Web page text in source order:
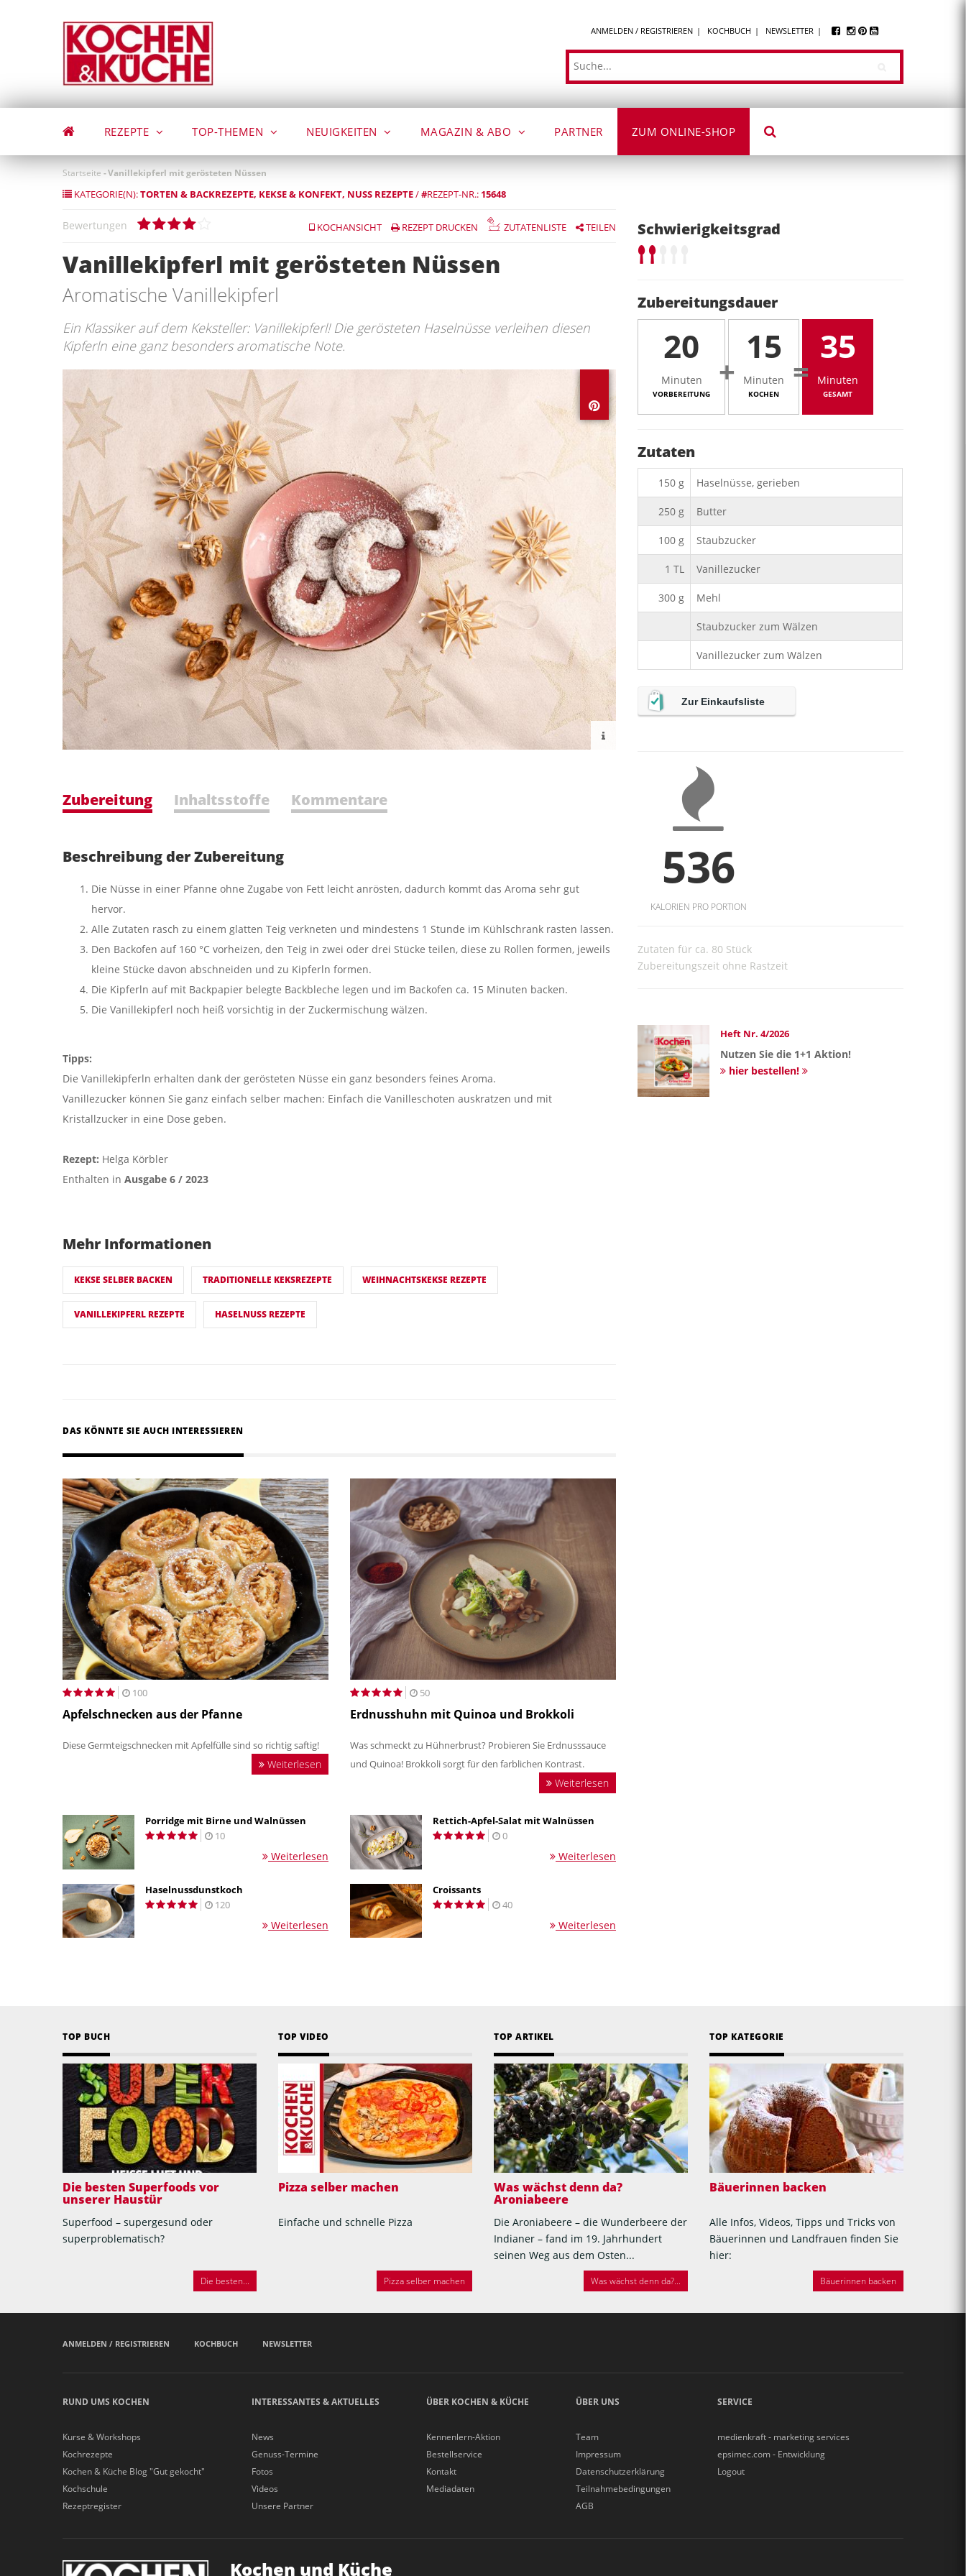
ANMELDEN / REGISTRIEREN KOCHBUCH NEWSLETTER
Suche
REZEPTE TOP-THEMEN NEUIGKEITEN MAGAZIN & ABO PARTNER ZUM ONLINE-SHOP
Startseite -Vanillekipferl mit gerösteten Nüssen
KATEGORIE(N):TORTEN & BACKREZEPTE KEKSE & KONFEKT NUSS REZEPTE/#REZEPT-NR.: 15648
Bewertungen KOCHANSICHT REZEPT DRUCKEN ZUTATENLISTE TEILEN
Vanillekipferl mit gerösteten Nüssen
Aromatische Vanillekipferl
Ein Klassiker auf dem Keksteller: Vanillekipferl! Die gerösteten Haselnüsse verleihen diesen
Kipferln eine ganz besonders aromatische Note.
Zubereitung Inhaltsstoffe Kommentare
Beschreibung der Zubereitung
Die Nüsse in einer Pfanne ohne Zugabe von Fett leicht anrösten, dadurch kommt das Aroma sehr gut
hervor.
Alle Zutaten rasch zu einem glatten Teig verkneten und mindestens 1 Stunde im Kühlschrank rasten lassen.
Den Backofen auf 160 °C vorheizen, den Teig in zwei oder drei Stücke teilen, diese zu Rollen formen, jeweils
kleine Stücke davon abschneiden und zu Kipferln formen.
Die Kipferln auf mit Backpapier belegte Backbleche legen und im Backofen ca. 15 Minuten backen.
Die Vanillekipferl noch heiß vorsichtig in der Zuckermischung wälzen.
Tipps:
Die Vanillekipferln erhalten dank der gerösteten Nüsse ein ganz besonders feines Aroma.
Vanillezucker können Sie ganz einfach selber machen: Einfach die Vanilleschoten auskratzen und mit
Kristallzucker in eine Dose geben.
Rezept: Helga Körbler
Enthalten in Ausgabe 6 / 2023
Mehr Informationen
KEKSE SELBER BACKEN TRADITIONELLE KEKSREZEPTE WEIHNACHTSKEKSE REZEPTE
VANILLEKIPFERL REZEPTE HASELNUSS REZEPTE
DAS KÖNNTE SIE AUCH INTERESSIEREN
100
Apfelschnecken aus der Pfanne
Diese Germteigschnecken mit Apfelfülle sind so richtig saftig!
Weiterlesen
50
Erdnusshuhn mit Quinoa und Brokkoli
Was schmeckt zu Hühnerbrust? Probieren Sie Erdnusssauce
und Quinoa! Brokkoli sorgt für den farblichen Kontrast.
Weiterlesen
Porridge mit Birne und Walnüssen
10
Weiterlesen
Rettich-Apfel-Salat mit Walnüssen
0
Weiterlesen
Haselnussdunstkoch
120
Weiterlesen
Croissants
40
Weiterlesen
Schwierigkeitsgrad
Zubereitungsdauer
20
Minuten
VORBEREITUNG
+
15
Minuten
KOCHEN
=
35
Minuten
GESAMT
Zutaten
150 g Haselnüsse, gerieben
250 g Butter
100 g Staubzucker
1 TL Vanillezucker
300 g Mehl
Staubzucker zum Wälzen
Vanillezucker zum Wälzen
Zur Einkaufsliste
536
KALORIEN PRO PORTION
Zutaten für ca. 80 Stück
Zubereitungszeit ohne Rastzeit
Heft Nr. 4/2026
Nutzen Sie die 1+1 Aktion!
hier bestellen!
TOP BUCH
Die besten Superfoods vor
unserer Haustür
Superfood – supergesund oder
superproblematisch?
Die besten...
TOP VIDEO
Pizza selber machen
Einfache und schnelle Pizza
Pizza selber machen
TOP ARTIKEL
Was wächst denn da?
Aroniabeere
Die Aroniabeere – die Wunderbeere der
Indianer – fand im 19. Jahrhundert
seinen Weg aus dem Osten...
Was wächst denn da?...
TOP KATEGORIE
Bäuerinnen backen
Alle Infos, Videos, Tipps und Tricks von
Bäuerinnen und Landfrauen finden Sie
hier:
Bäuerinnen backen
ANMELDEN / REGISTRIEREN KOCHBUCH NEWSLETTER
RUND UMS KOCHEN
Kurse & Workshops
Kochrezepte
Kochen & Küche Blog "Gut gekocht"
Kochschule
Rezeptregister
INTERESSANTES & AKTUELLES
News
Genuss-Termine
Fotos
Videos
Unsere Partner
ÜBER KOCHEN & KÜCHE
Kennenlern-Aktion
Bestellservice
Kontakt
Mediadaten
ÜBER UNS
Team
Impressum
Datenschutzerklärung
Teilnahmebedingungen
AGB
SERVICE
medienkraft - marketing services
epsimec.com - Entwicklung
Logout
Kochen und Küche